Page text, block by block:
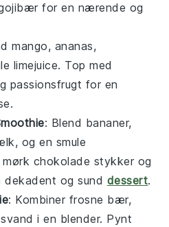
for en nærende og
mango, ananas,
limejuice. Top med
passionsfrugt for en
: Blend bananer,
, og en smule
mørk chokolade stykker og
dekadent og sund dessert.
: Kombiner frosne bær,
i en blender. Pynt